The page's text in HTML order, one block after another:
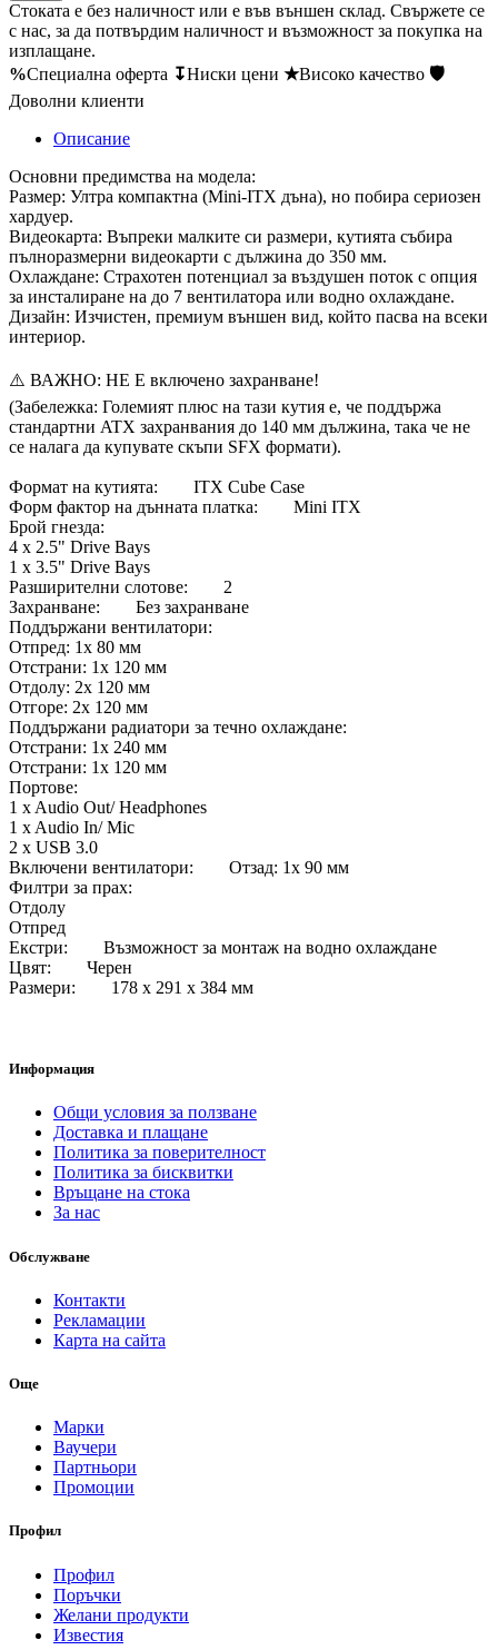
Стоката е без наличност или е във външен склад. Свържете се
с нас, за да потвърдим наличност и възможност за покупка на
изплащане.
%Специална оферта ↧Ниски цени ★Високо качество 🛡
Доволни клиенти
Описание
Основни предимства на модела:
Размер: Ултра компактна (Mini-ITX дъна), но побира сериозен
хардуер.
Видеокарта: Въпреки малките си размери, кутията събира
пълноразмерни видеокарти с дължина до 350 мм.
Охлаждане: Страхотен потенциал за въздушен поток с опция
за инсталиране на до 7 вентилатора или водно охлаждане.
Дизайн: Изчистен, премиум външен вид, който пасва на всеки
интериор.
⚠️ ВАЖНО: НЕ Е включено захранване!
(Забележка: Големият плюс на тази кутия е, че поддържа
стандартни ATX захранвания до 140 мм дължина, така че не
се налага да купувате скъпи SFX формати).
Формат на кутията: ITX Cube Case
Форм фактор на дънната платка: Mini ITX
Брой гнезда:
4 x 2.5" Drive Bays
1 x 3.5" Drive Bays
Разширителни слотове: 2
Захранване: Без захранване
Поддържани вентилатори:
Отпред: 1x 80 мм
Отстрани: 1x 120 мм
Отдолу: 2x 120 мм
Отгоре: 2x 120 мм
Поддържани радиатори за течно охлаждане:
Отстрани: 1x 240 мм
Отстрани: 1x 120 мм
Портове:
1 x Audio Out/ Headphones
1 x Audio In/ Mic
2 x USB 3.0
Включени вентилатори: Отзад: 1x 90 мм
Филтри за прах:
Отдолу
Отпред
Екстри: Възможност за монтаж на водно охлаждане
Цвят: Черен
Размери: 178 x 291 x 384 мм
Информация
Общи условия за ползване
Доставка и плащане
Политика за поверителност
Политика за бисквитки
Връщане на стока
За нас
Обслужване
Контакти
Рекламации
Карта на сайта
Още
Марки
Ваучери
Партньори
Промоции
Профил
Профил
Поръчки
Желани продукти
Известия